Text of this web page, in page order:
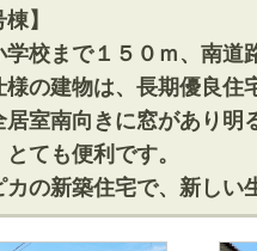
棟】
学校まで１５０ｍ、南道
様の建物は、長期優良住
居室南向きに窓があり明
ても便利です。
カの新築住宅で、新しい